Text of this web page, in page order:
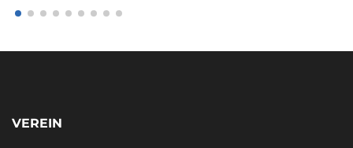
VEREIN